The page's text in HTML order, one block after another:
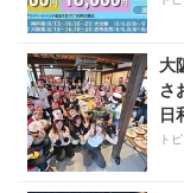
大
さ
日
ト